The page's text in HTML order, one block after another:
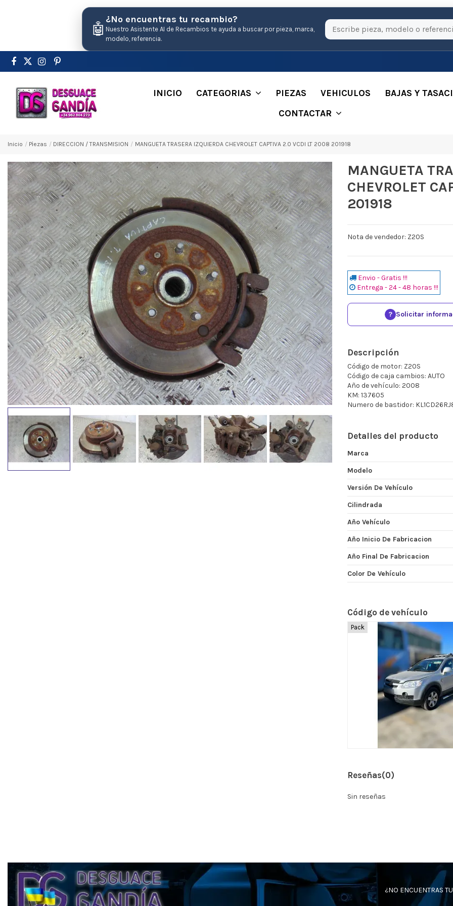
🤖
¿No encuentras tu recambio?
Nuestro Asistente AI de Recambios te ayuda a buscar por pieza, marca,
modelo, referencia.
INICIO CATEGORIAS PIEZAS VEHICULOS
BAJAS Y
CONTACTAR
Inicio Pіezas DIRECCION / TRANSMISION MANGUETA TRASERA IZQUIERDA CHEVROLET CAPTIVA 2.0 VCDI LT 2008 201918
MANGUETA
CHEVROLET
201918
Nota de vendedor: Z20S
Envio - Gratis !!!
Entrega - 24 - 48 horas !!!
? Solicitar
Descripción
Código de motor: Z20S
Código de caja cambios: AUTO
Año de vehículo: 2008
KM: 137605
Numero de bastidor:
Detalles del producto
Marca
Modelo
Versión De Vehículo
Cilindrada
Año Vehículo
Año Inicio De Fabricacion
Año Final De Fabricacion
Color De Vehículo
Código de vehículo
Pack
Reseñas(0)
Sin reseñas
¿NO ENCUENTRAS